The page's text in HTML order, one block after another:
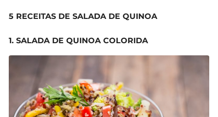
5 RECEITAS DE SALADA DE QUINOA
1. SALADA DE QUINOA COLORIDA